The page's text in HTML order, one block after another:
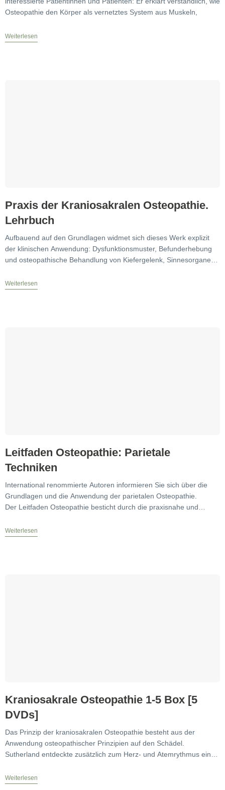
Osteopathie den Körper als vernetztes System aus Muskeln,
Weiterlesen
Praxis der Kraniosakralen Osteopathie.
Lehrbuch
Aufbauend auf den Grundlagen widmet sich dieses Werk explizit
der klinischen Anwendung: Dysfunktionsmuster, Befunderhebung
und osteopathische Behandlung von Kiefergelenk, Sinnesorganen,
Weiterlesen
Leitfaden Osteopathie: Parietale
Techniken
International renommierte Autoren informieren Sie sich über die
Grundlagen und die Anwendung der parietalen Osteopathie.
Der Leitfaden Osteopathie besticht durch die praxisnahe und
Weiterlesen
Kraniosakrale Osteopathie 1-5 Box [5
DVDs]
Das Prinzip der kraniosakralen Osteopathie besteht aus der
Anwendung osteopathischer Prinzipien auf den Schädel.
Sutherland entdeckte zusätzlich zum Herz- und Atemrythmus eine
Weiterlesen